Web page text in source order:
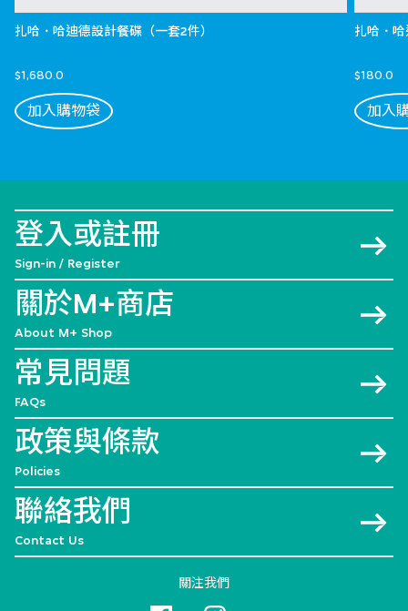
扎哈．哈迪德設計餐碟（一套2件）
$1,680.0
加入購物袋
扎哈．
$180.0
加入
登入或註冊
Sign-in / Register
關於M+商店
About M+ Shop
常見問題
FAQs
政策與條款
Policies
聯絡我們
Contact Us
關注我們